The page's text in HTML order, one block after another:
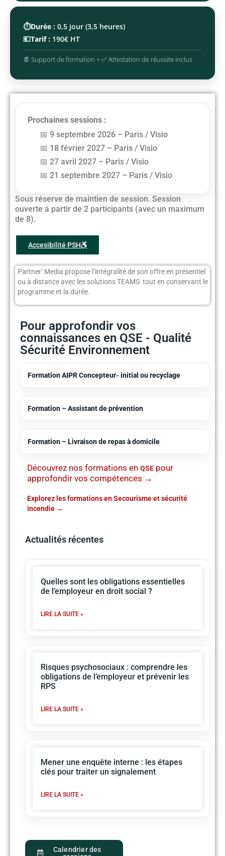
⏱️Durée : 0,5 jour (3,5 heures)
💶Tarif : 190€ HT
📄 Support de formation + ✅ Attestation de réussite inclus
Pour approfondir vos
connaissances en QSE - Qualité
Sécurité Environnement
Formation AIPR Concepteur- initial ou recyclage
Formation – Assistant de prévention
Formation – Livraison de repas à domicile
Découvrez nos formations en QSE pour
approfondir vos compétences →
Explorez les formations en Secourisme et sécurité
incendie
Actualités récentes
Quelles sont les obligations essentielles
de l’employeur en droit social ?
LIRE LA SUITE »
Risques psychosociaux : comprendre les
obligations de l’employeur et prévenir les
RPS
LIRE LA SUITE »
Mener une enquête interne : les étapes
clés pour traiter un signalement
LIRE LA SUITE »
Calendrier des
Prochaines sessions :
9 septembre 2026 – Paris / Visio
18 février 2027 – Paris / Visio
27 avril 2027 – Paris / Visio
21 septembre 2027 – Paris / Visio
Sous réserve de maintien de session. Session
ouverte à partir de 2 participants (avec un maximum
de 8).
Accesibilité PSH
Partner’ Media propose l’intégralité de son offre en présentiel
ou à distance avec les solutions TEAMS tout en conservant le
programme et la durée.